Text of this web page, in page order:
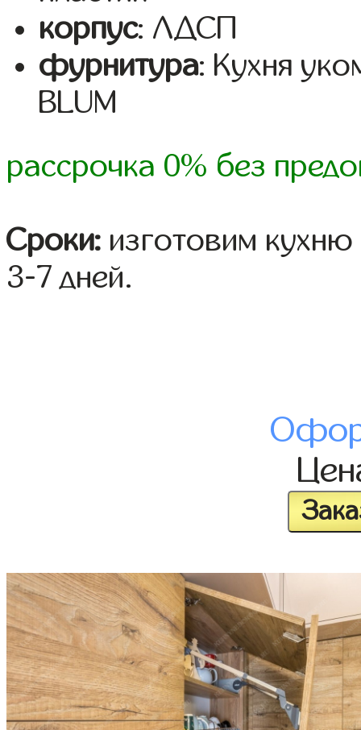
корпус: ЛДСП
фурнитура: Кухня
BLUM
рассрочка 0% без
Сроки: изготовим
3-7 дней.